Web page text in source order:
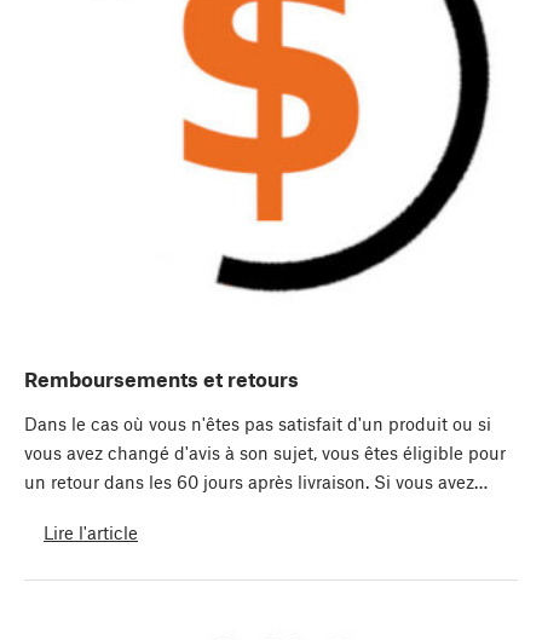
Remboursements et retours
Dans le cas où vous n'êtes pas satisfait d'un produit ou si
vous avez changé d'avis à son sujet, vous êtes éligible pour
un retour dans les 60 jours après livraison. Si vous avez…
Lire l'article